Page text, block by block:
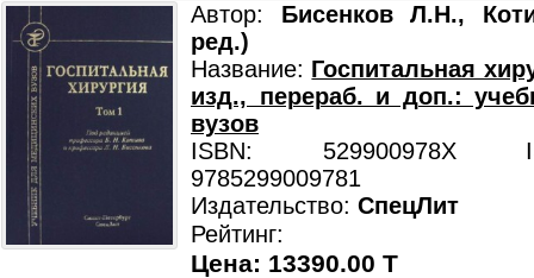
Автор: Бисенков Л.Н.,
ред.)
Название: Госпитальная
изд., перераб. и доп.:
вузов
ISBN: 529900978X
9785299009781
Издательство: СпецЛит
Рейтинг:
Цена: 13390.00 T